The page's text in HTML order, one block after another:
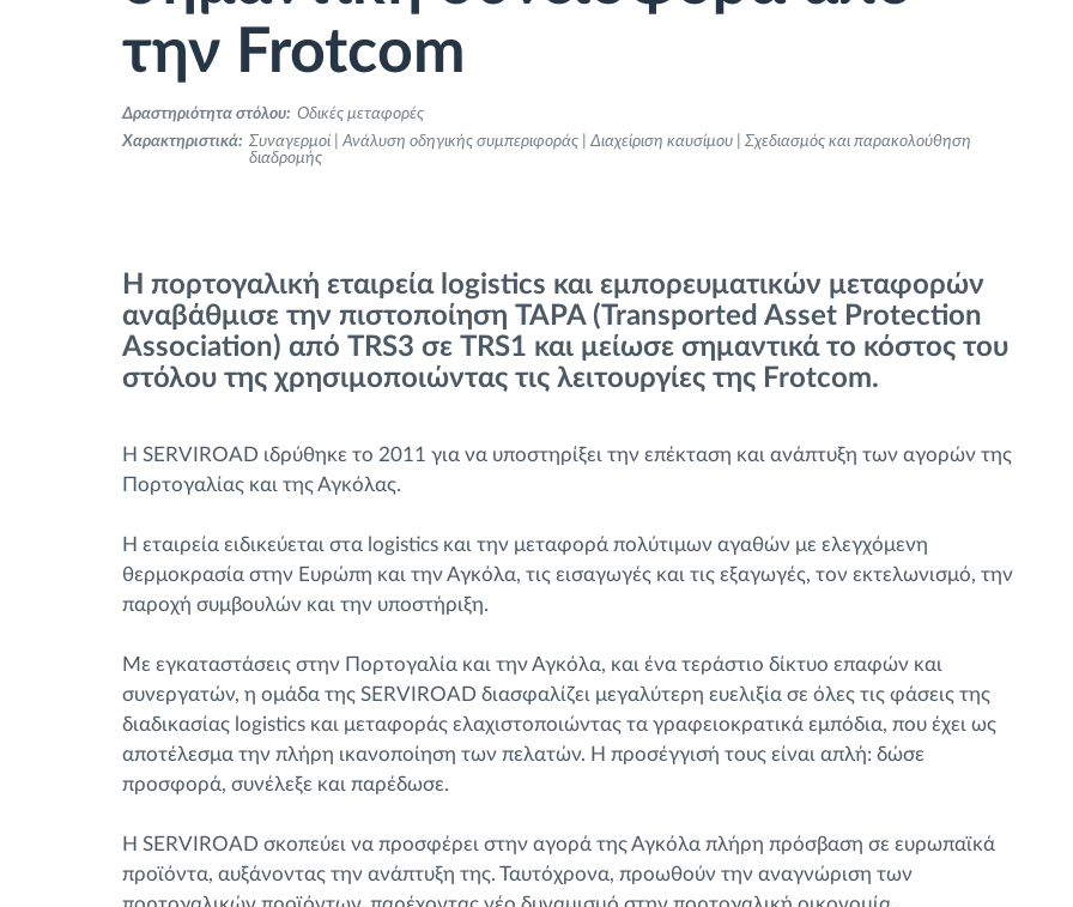
Έλεγχος πρόσβασης
Σχεδιασμός και παρακολούθηση
Ανακαλύψτε όλα τα χαρακτηριστικά
την Frotcom
Δραστηριότητα στόλου: Οδικές μεταφορές
Χαρακτηριστικά: Συναγερμοί | Ανάλυση οδηγικής συμπεριφοράς | Διαχείριση καυσίμου | Σχεδιασμός και παρακολούθηση
διαδρομής
Η πορτογαλική εταιρεία logistics και εμπορευματικών μεταφορών
αναβάθμισε την πιστοποίηση TAPA (Transported Asset Protection
Association) από TRS3 σε TRS1 και μείωσε σημαντικά το κόστος του
στόλου της χρησιμοποιώντας τις λειτουργίες της Frotcom.
Η SERVIROAD ιδρύθηκε το 2011 για να υποστηρίξει την επέκταση και ανάπτυξη των αγορών της
Πορτογαλίας και της Αγκόλας.
Η εταιρεία ειδικεύεται στα logistics και την μεταφορά πολύτιμων αγαθών με ελεγχόμενη
θερμοκρασία στην Ευρώπη και την Αγκόλα, τις εισαγωγές και τις εξαγωγές, τον εκτελωνισμό, την
παροχή συμβουλών και την υποστήριξη.
Με εγκαταστάσεις στην Πορτογαλία και την Αγκόλα, και ένα τεράστιο δίκτυο επαφών και
συνεργατών, η ομάδα της SERVIROAD διασφαλίζει μεγαλύτερη ευελιξία σε όλες τις φάσεις της
διαδικασίας logistics και μεταφοράς ελαχιστοποιώντας τα γραφειοκρατικά εμπόδια, που έχει ως
αποτέλεσμα την πλήρη ικανοποίηση των πελατών. Η προσέγγισή τους είναι απλή: δώσε
προσφορά, συνέλεξε και παρέδωσε.
Η SERVIROAD σκοπεύει να προσφέρει στην αγορά της Αγκόλα πλήρη πρόσβαση σε ευρωπαϊκά
προϊόντα, αυξάνοντας την ανάπτυξη της. Ταυτόχρονα, προωθούν την αναγνώριση των